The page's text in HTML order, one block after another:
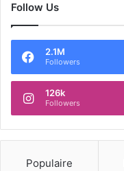
Follow Us
2.1M
Followers
126k
Followers
Populaire